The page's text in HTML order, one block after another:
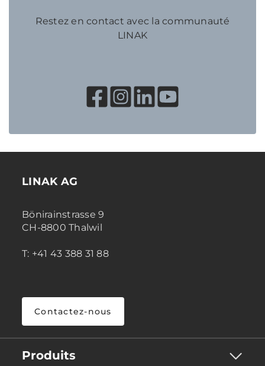
Restez en contact avec la communauté
LINAK
LINAK AG
Bönirainstrasse 9
CH-8800 Thalwil
T: +41 43 388 31 88
Contactez-nous
Produits